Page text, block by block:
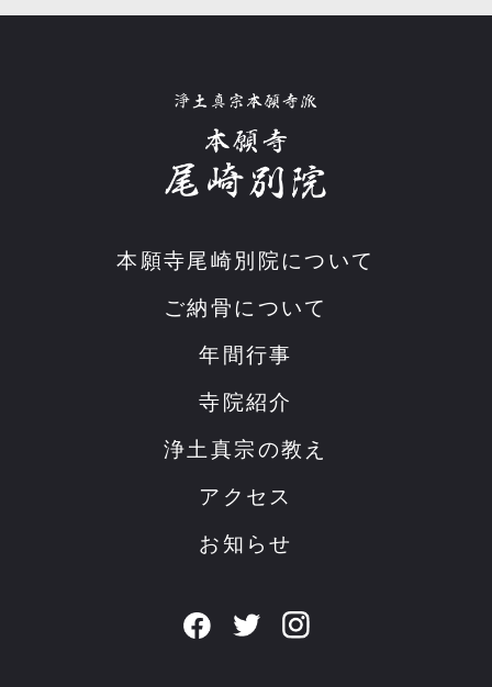
本願寺尾崎別院について
ご納骨について
年間行事
寺院紹介
浄土真宗の教え
アクセス
お知らせ